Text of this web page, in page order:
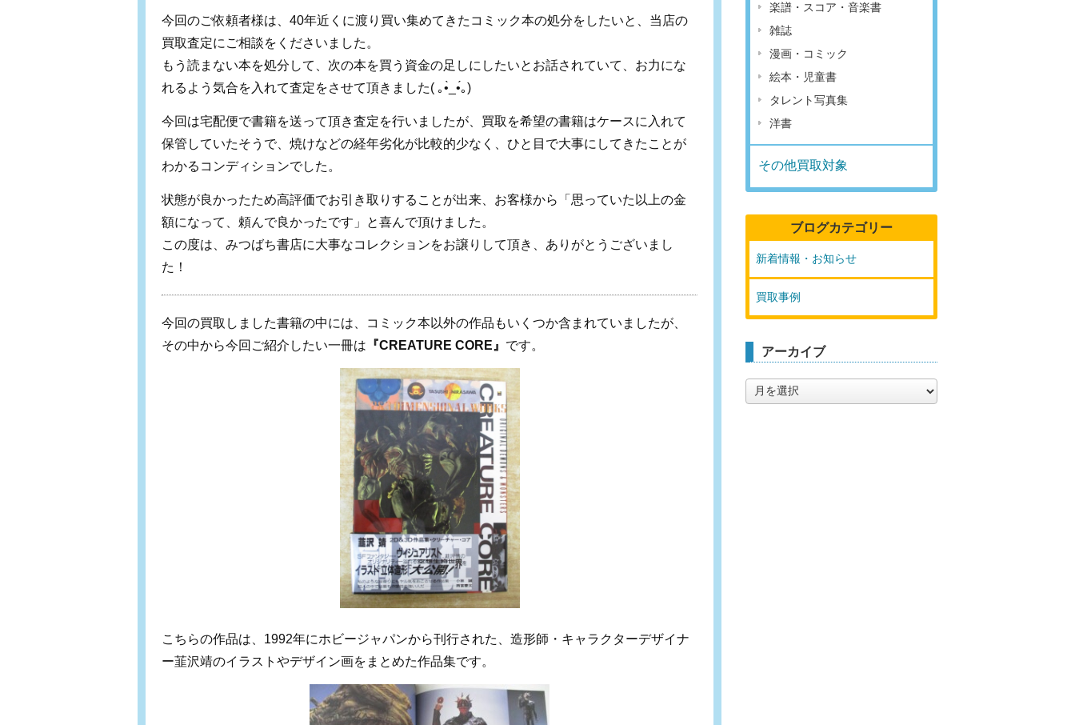
今回のご依頼者様は、40年近くに渡り買い集めてきたコミック本の処分をしたいと、当店の
買取査定にご相談をくださいました。
もう読まない本を処分して、次の本を買う資金の足しにしたいとお話されていて、お力にな
れるよう気合を入れて査定をさせて頂きました( ｡•̀_•́｡)
今回は宅配便で書籍を送って頂き査定を行いましたが、買取を希望の書籍はケースに入れて
保管していたそうで、焼けなどの経年劣化が比較的少なく、ひと目で大事にしてきたことが
わかるコンディションでした。
状態が良かったため高評価でお引き取りすることが出来、お客様から「思っていた以上の金
額になって、頼んで良かったです」と喜んで頂けました。
この度は、みつばち書店に大事なコレクションをお譲りして頂き、ありがとうございまし
た！
今回の買取しました書籍の中には、コミック本以外の作品もいくつか含まれていましたが、
その中から今回ご紹介したい一冊は 『CREATURE CORE』 です。
こちらの作品は、1992年にホビージャパンから刊行された、造形師・キャラクターデザイナ
ー韮沢靖のイラストやデザイン画をまとめた作品集です。
楽譜・スコア・音楽書
雑誌
漫画・コミック
絵本・児童書
タレント写真集
洋書
その他買取対象
ブログカテゴリー
新着情報・お知らせ
買取事例
アーカイブ
ー